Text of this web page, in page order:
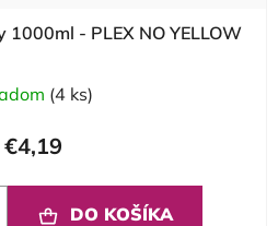
1000ml - PLEX NO YELLOW
(4 ks)
€4,19
DO KOŠÍKA